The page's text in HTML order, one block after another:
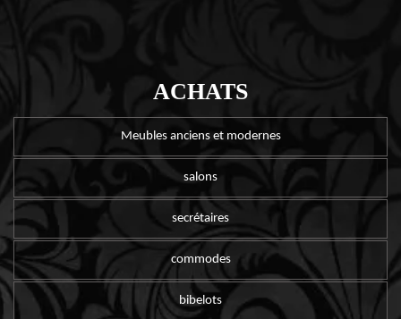
ACHATS
Meubles anciens et modernes
salons
secrétaires
commodes
bibelots